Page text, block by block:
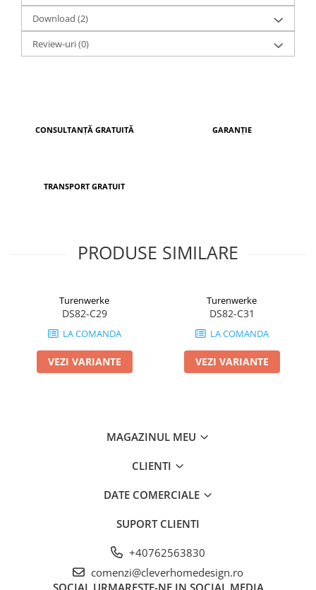
Download (2)
Review-uri(0)
CONSULTANȚĂ GRATUITĂ GARANȚIE
TRANSPORT GRATUIT
PRODUSE SIMILARE
Turenwerke
DS82-C29
LA COMANDA
VEZI VARIANTE
Turenwerke
DS82-C31
LA COMANDA
VEZI VARIANTE
MAGAZINUL MEU
CLIENTI
DATE COMERCIALE
SUPORT CLIENTI
+40762563830
comenzi@cleverhomedesign.ro
SOCIAL URMARESTE-NE IN SOCIAL MEDIA